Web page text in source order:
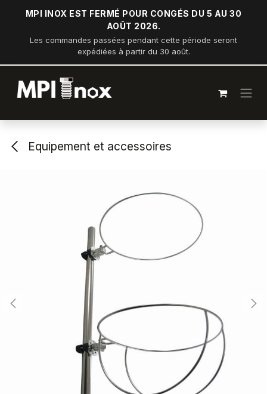
Se rendre au contenu
MPI INOX EST FERMÉ POUR CONGÉS DU 5 AU 30
AOÛT 2026.
Les commandes passées pendant cette période seront
expédiées à partir du 30 août.
Equipement et accessoires